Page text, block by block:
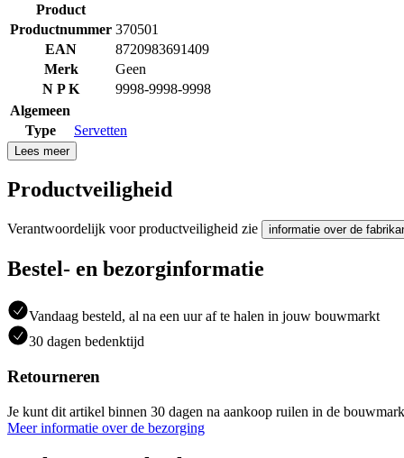
Product
Productnummer 370501
EAN
8720983691409
Merk
Geen
N P K
9998-9998-9998
Algemeen
Type
Servetten
Lees meer
Productveiligheid
Verantwoordelijk voor productveiligheid zie informatie over de
Bestel- en bezorginformatie
Vandaag besteld, al na een uur af te halen in jouw bouwmarkt
30 dagen bedenktijd
Retourneren
Je kunt dit artikel binnen 30 dagen na aankoop ruilen in de
Meer informatie over de bezorging